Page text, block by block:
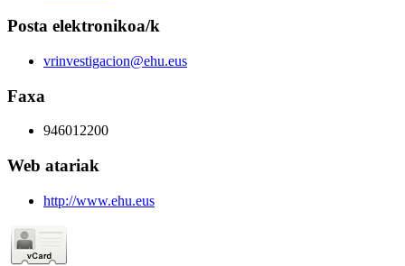
Posta elektronikoa/k
vrinvestigacion@ehu.eus
Faxa
946012200
Web atariak
http://www.ehu.eus